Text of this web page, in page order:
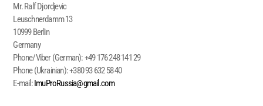
Mr. Ralf Djordjevic
Leuschnerdamm 13
10999 Berlin
Germany
Phone/Viber (German):+49 176 248 141 29
Phone (Ukrainian):+380 93 632 58 40
E-mail:ImuProRussia@gmail.com